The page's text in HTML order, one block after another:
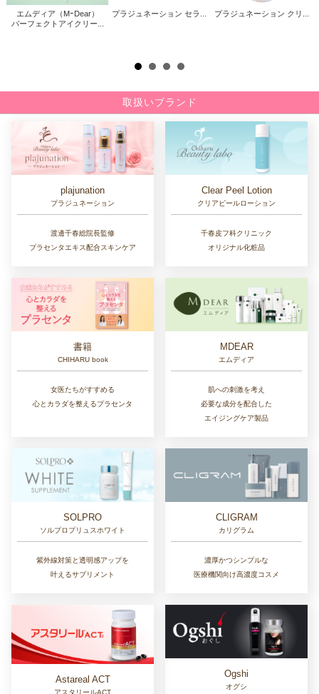
エムディア（MｰDear）
パーフェクトアイクリー...
プラジュネーション セラ... プラジュネーション クリ...
取扱いブランド
plajunation
プラジュネーション
渡邊千春総院長監修
プラセンタエキス配合スキンケア
Clear Peel Lotion
クリアピールローション
千春皮フ科クリニック
オリジナル化粧品
書籍
CHIHARU book
女医たちがすすめる
心とカラダを整えるプラセンタ
MDEAR
エムディア
肌への刺激を考え
必要な成分を配合した
エイジングケア製品
SOLPRO
ソルプロプリュスホワイト
紫外線対策と透明感アップを
叶えるサプリメント
CLIGRAM
カリグラム
濃厚かつシンプルな
医療機関向け高濃度コスメ
Astareal ACT
アスタリールACT
Ogshi
オグシ